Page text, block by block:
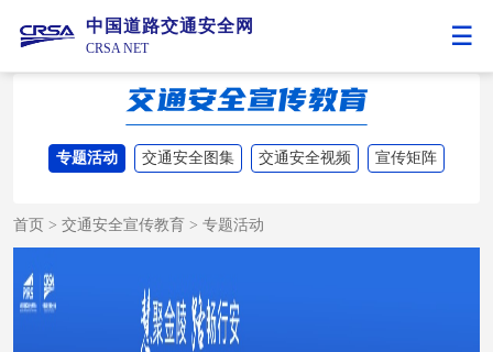
中国道路交通安全网
CRSA NET
专题活动 交通安全图集 交通安全视频 宣传矩阵
首页 > 交通安全宣传教育 > 专题活动